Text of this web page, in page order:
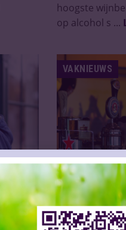
hoogste
op alcohol s ...
VAKNIEUWS